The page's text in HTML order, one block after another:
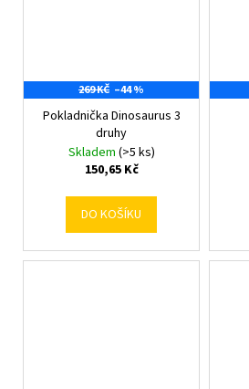
269 KČ –44 %
Pokladnička Dinosaurus 3
druhy
Skladem (>5 ks)
150,65 Kč
DO KOŠÍKU